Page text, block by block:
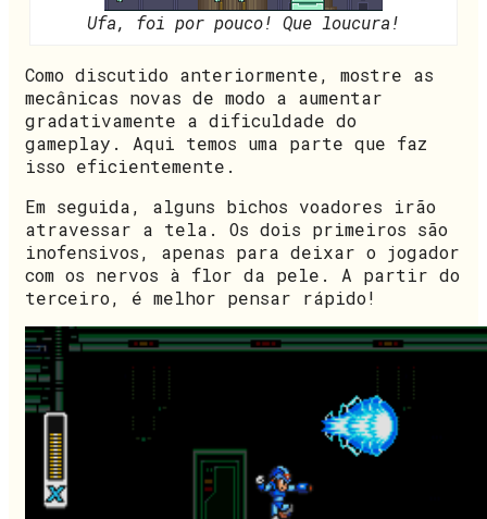
Ufa, foi por pouco! Que loucura!
Como discutido anteriormente, mostre as
mecânicas novas de modo a aumentar
gradativamente a dificuldade do
gameplay. Aqui temos uma parte que faz
isso eficientemente.
Em seguida, alguns bichos voadores irão
atravessar a tela. Os dois primeiros são
inofensivos, apenas para deixar o jogador
com os nervos à flor da pele. A partir do
terceiro, é melhor pensar rápido!